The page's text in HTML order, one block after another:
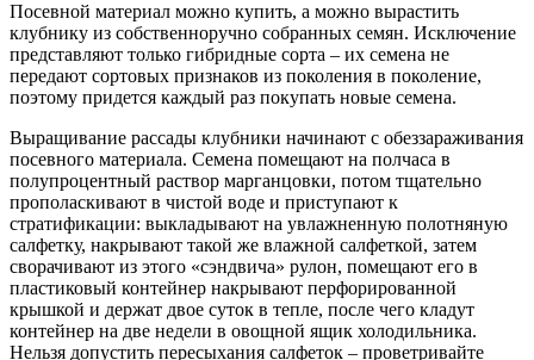
Посевной материал можно купить, а можно вырастить
клубнику из собственноручно собранных семян. Исключение
представляют только гибридные сорта – их семена не
передают сортовых признаков из поколения в поколение,
поэтому придется каждый раз покупать новые семена.
Выращивание рассады клубники начинают с обеззараживания
посевного материала. Семена помещают на полчаса в
полупроцентный раствор марганцовки, потом тщательно
прополаскивают в чистой воде и приступают к
стратификации: выкладывают на увлажненную полотняную
салфетку, накрывают такой же влажной салфеткой, затем
сворачивают из этого «сэндвича» рулон, помещают его в
пластиковый контейнер накрывают перфорированной
крышкой и держат двое суток в тепле, после чего кладут
контейнер на две недели в овощной ящик холодильника.
Нельзя допустить пересыхания салфеток – проветривайте